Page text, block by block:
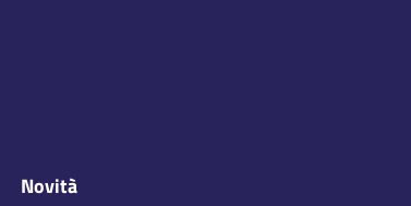
Novità